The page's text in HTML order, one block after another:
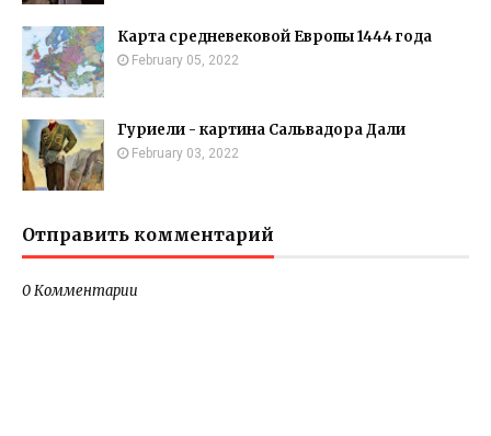
Карта средневековой Европы 1444 года
February 05, 2022
Гуриели - картина Сальвадора Дали
February 03, 2022
Отправить комментарий
0 Комментарии